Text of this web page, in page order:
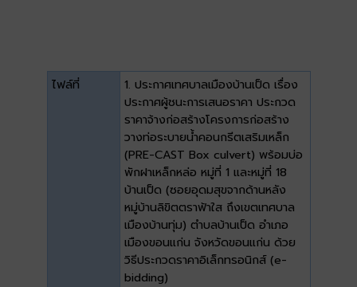
ไฟล์ที่
1. ประกาศเทศบาลเมืองบ้านเป็ด เรื่อง
ประกาศผู้ชนะการเสนอราคา ประกวด
ราคาจ้างก่อสร้างโครงการก่อสร้าง
วางท่อระบายน้ำคอนกรีตเสริมเหล็ก
(PRE-CAST Box culvert) พร้อมบ่อ
พักฝาเหล็กหล่อ หมู่ที่ 1 และหมู่ที่ 18
บ้านเป็ด (ซอยอุดมสุขจากด้านหลัง
หมู่บ้านลิขิตตราฟ้าใส ถึงเขตเทศบาล
เมืองบ้านทุ่ม) ตำบลบ้านเป็ด อำเภอ
เมืองขอนแก่น จังหวัดขอนแก่น ด้วย
วิธีประกวดราคาอิเล็กทรอนิกส์ (e-
bidding)